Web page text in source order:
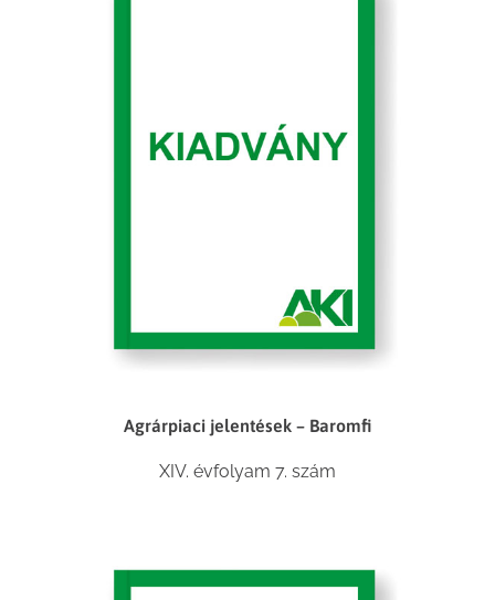
Agrárpiaci jelentések – Baromfi
XIV. évfolyam 7. szám